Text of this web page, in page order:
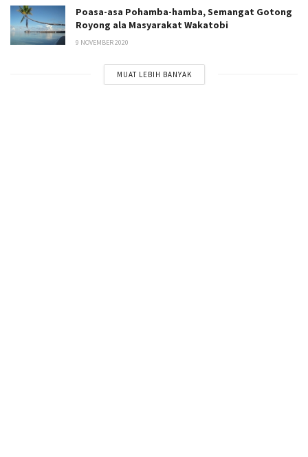
Poasa-asa Pohamba-hamba, Semangat Gotong
Royong ala Masyarakat Wakatobi
9 NOVEMBER 2020
MUAT LEBIH BANYAK